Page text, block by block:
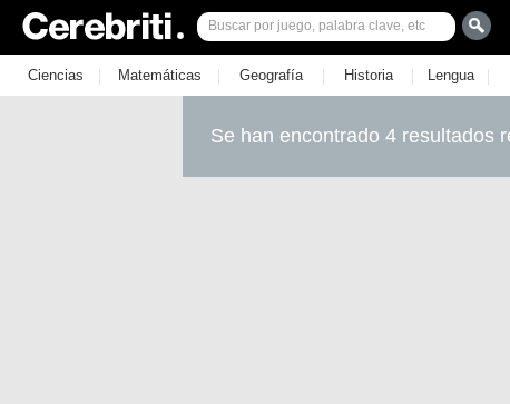
Ciencias | Matemáticas | Geografía | Historia | Lengua |
Se han encontrado 4 resultados